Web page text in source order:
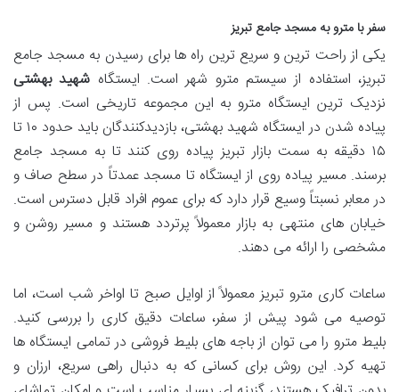
سفر با مترو به مسجد جامع تبریز
یکی از راحت ترین و سریع ترین راه ها برای رسیدن به مسجد جامع
تبریز، استفاده از سیستم مترو شهر است. ایستگاه شهید بهشتی
نزدیک ترین ایستگاه مترو به این مجموعه تاریخی است. پس از
پیاده شدن در ایستگاه شهید بهشتی، بازدیدکنندگان باید حدود ۱۰ تا
۱۵ دقیقه به سمت بازار تبریز پیاده روی کنند تا به مسجد جامع
برسند. مسیر پیاده روی از ایستگاه تا مسجد عمدتاً در سطح صاف و
در معابر نسبتاً وسیع قرار دارد که برای عموم افراد قابل دسترس است.
خیابان های منتهی به بازار معمولاً پرتردد هستند و مسیر روشن و
مشخصی را ارائه می دهند.
ساعات کاری مترو تبریز معمولاً از اوایل صبح تا اواخر شب است، اما
توصیه می شود پیش از سفر، ساعات دقیق کاری را بررسی کنید.
بلیط مترو را می توان از باجه های بلیط فروشی در تمامی ایستگاه ها
تهیه کرد. این روش برای کسانی که به دنبال راهی سریع، ارزان و